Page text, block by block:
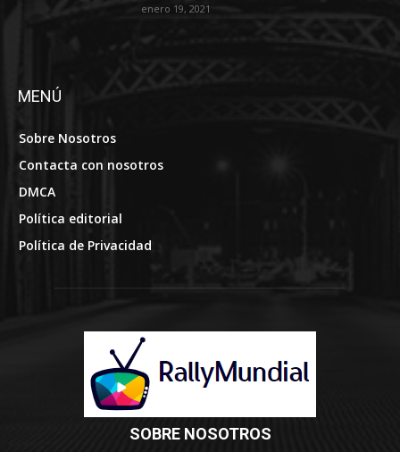
enero 19, 2021
MENÚ
Sobre Nosotros
Contacta con nosotros
DMCA
Política editorial
Política de Privacidad
SOBRE NOSOTROS